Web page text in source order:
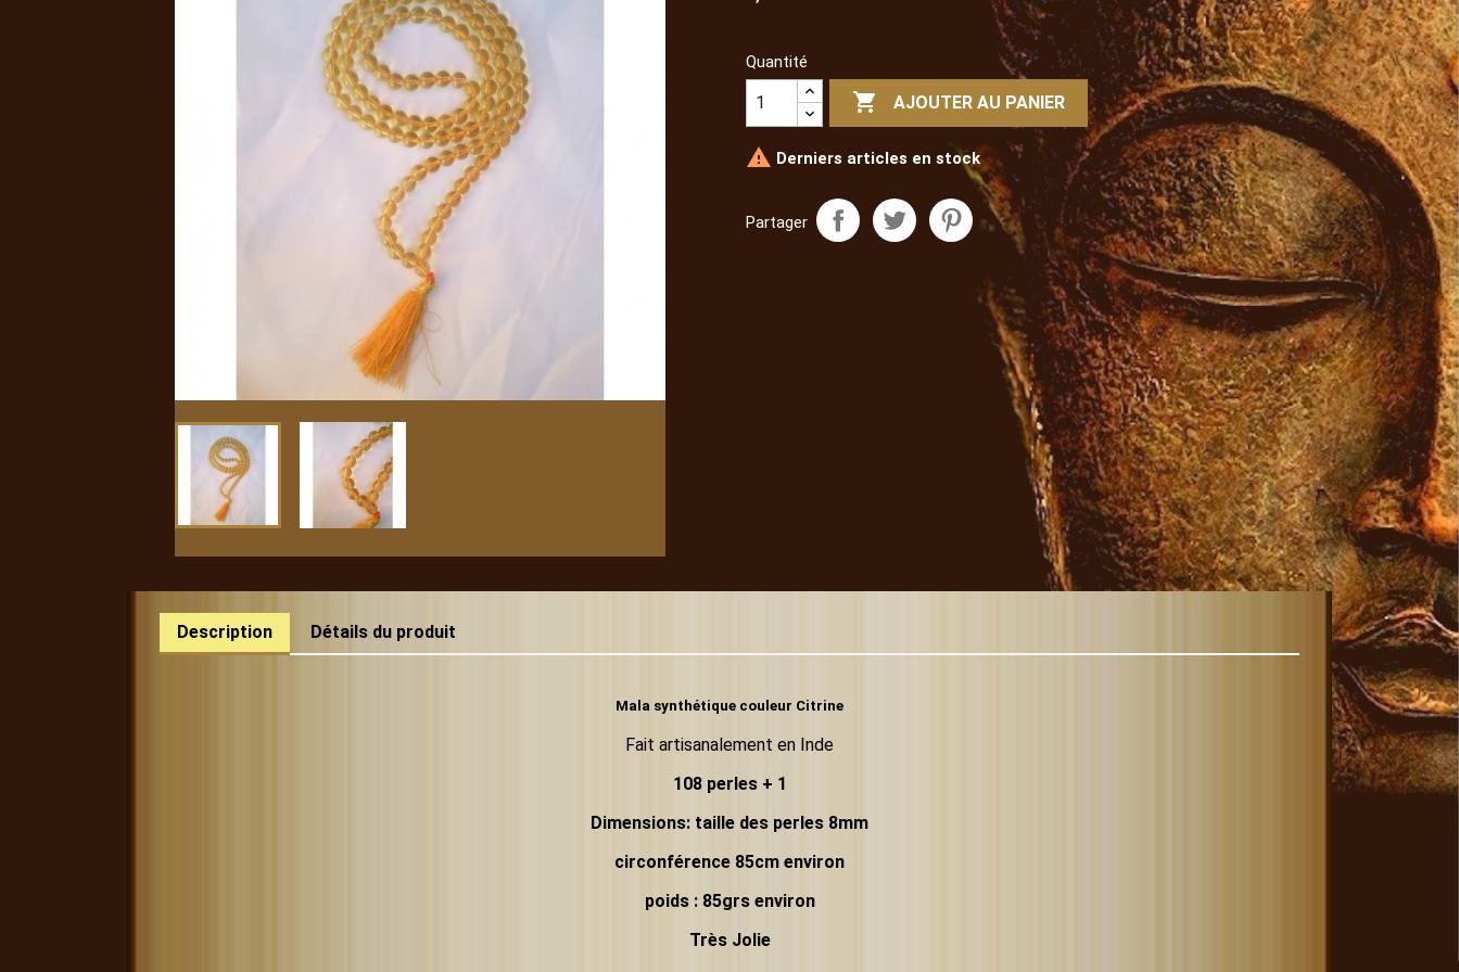
Quantité
 AJOUTER AU PANIER
 Derniers articles en stock
Partager
Description Détails du produit
Mala synthétique couleur Citrine
Fait artisanalement en Inde
108 perles + 1
Dimensions: taille des perles 8mm
circonférence 85cm environ
poids : 85grs environ
Très Jolie